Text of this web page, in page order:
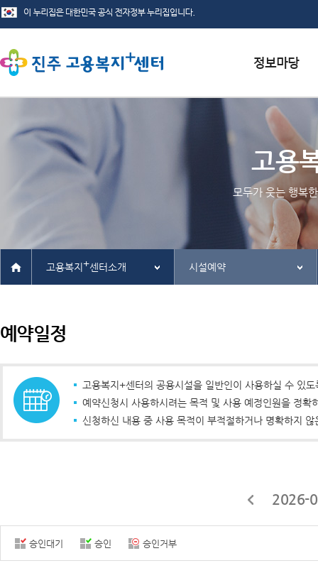
서식자료실
채용정보
인재정보
관련사이트
고용
모두가 웃는 행복
고용복지 +센터소개 시설예약
예약일정
고용복지+센터의 공용시설을 일반인이 사용하실 수 있
예약신청시 사용하시려는 목적 및 사용 예정인원을 정확
신청하신 내용 중 사용 목적이 부적절하거나 명확하지
2026-
승인대기 승인 승인거부